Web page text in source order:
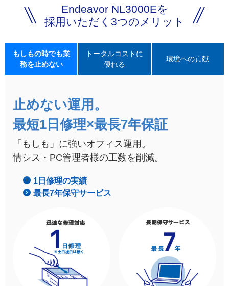
Endeavor NL3000Eを
採用いただく3つのメリット
もしもの時でも業
務を止めない
トータルコストに
優れる
環境への貢献
止めない運用。
最短1日修理×最長7年保証
「もしも」に強いオフィス運用。
情シス・PC管理者様の工数を削減。
1日修理の実績
最長7年保守サービス